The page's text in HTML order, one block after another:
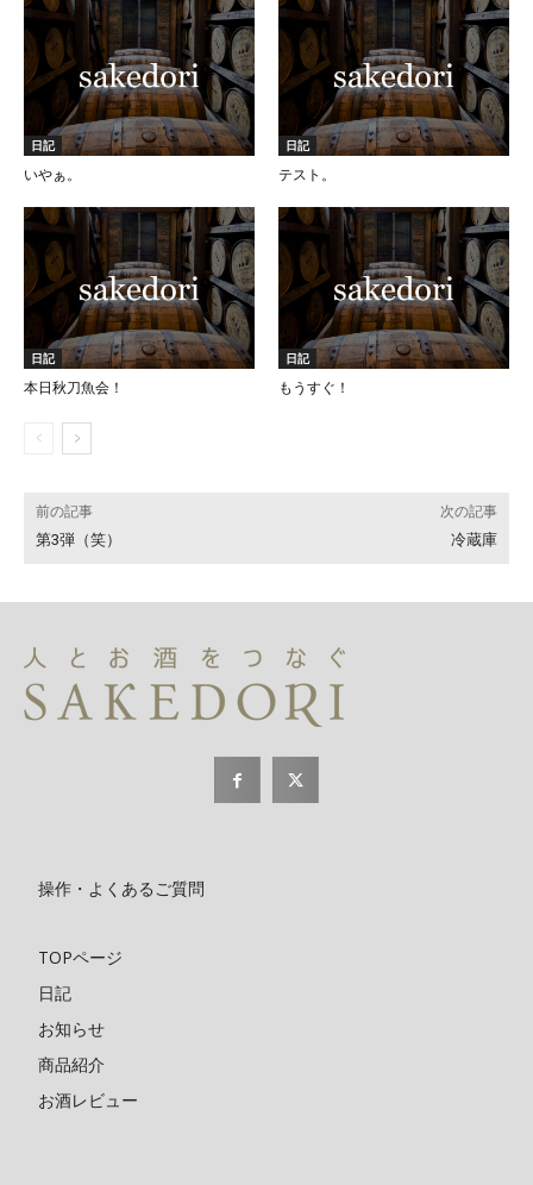
日記
いやぁ。
日記
テスト。
日記
本日秋刀魚会！
日記
もうすぐ！
前の記事
第3弾（笑）
次の記事
冷蔵庫
操作・よくあるご質問
TOPページ
日記
お知らせ
商品紹介
お酒レビュー